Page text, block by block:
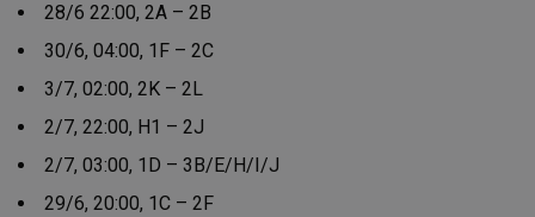
28/6 22:00, 2Α – 2Β
30/6, 04:00, 1F – 2C
3/7, 02:00, 2Κ – 2L
2/7, 22:00, H1 – 2J
2/7, 03:00, 1D – 3B/E/H/I/J
29/6, 20:00, 1C – 2F